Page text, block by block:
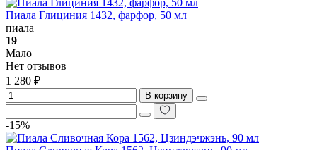
Пиала Глициния 1432, фарфор, 50 мл
пиала
19
Мало
Нет отзывов
1 280 ₽
В корзину
-15%